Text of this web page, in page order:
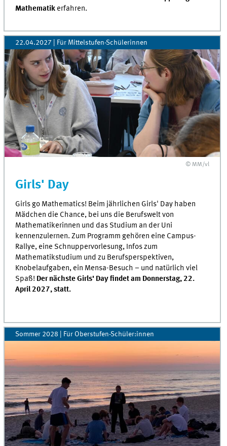
Mathematik erfahren.
22.04.2027 | Für Mittelstufen-Schülerinnen
© MM/vl
Girls' Day
Girls go Mathematics! Beim jährlichen Girls' Day haben
Mädchen die Chance, bei uns die Berufswelt von
Mathematikerinnen und das Studium an der Uni
kennenzulernen. Zum Programm gehören eine Campus-
Rallye, eine Schnuppervorlesung, Infos zum
Mathematikstudium und zu Berufsperspektiven,
Knobelaufgaben, ein Mensa-Besuch – und natürlich viel
Spaß! Der nächste Girls' Day findet am Donnerstag, 22.
April 2027, statt.
Sommer 2028 | Für Oberstufen-Schüler:innen